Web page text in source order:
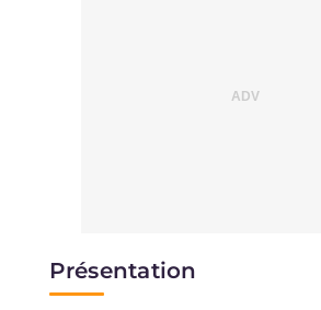
Présentation